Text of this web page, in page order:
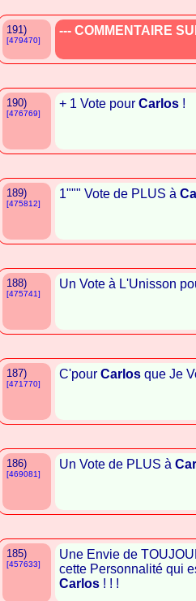
191)
[479470]
--- COMMENTAIRE
190)
[476769]
+ 1 Vote pour Carlos !
189)
[475812]
1""" Vote de PLUS à
188)
[475741]
Un Vote à L'Unisson
187)
[471770]
C'pour Carlos que Je
186)
[469081]
Un Vote de PLUS à
185)
[457633]
Une Envie de
cette Personnalité qui
Carlos ! ! !